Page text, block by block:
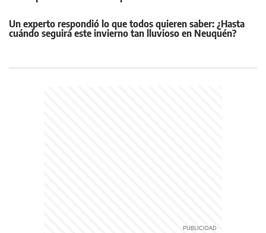
Un experto respondió lo que todos quieren saber: ¿Hasta
cuándo seguirá este invierno tan lluvioso en Neuquén?